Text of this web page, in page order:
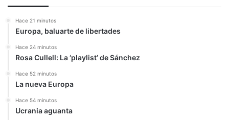
Hace 21 minutos
Europa, baluarte de libertades
Hace 24 minutos
Rosa Cullell: La ‘playlist’ de Sánchez
Hace 52 minutos
La nueva Europa
Hace 54 minutos
Ucrania aguanta